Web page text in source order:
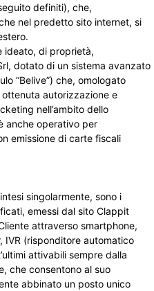
definiti), che,
nel predetto sito internet, si
ideato, di proprietà,
dotato di un sistema avanzato
“Belive”) che, omologato
ottenuta autorizzazione e
nell’ambito dello
anche operativo per
emissione di carte fiscali
singolarmente, sono i
emessi dal sito Clappit
attraverso smartphone,
(risponditore automatico
attivabili sempre dalla
che consentono al suo
abbinato un posto unico